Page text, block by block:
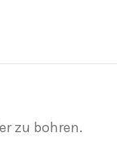
zu bohren.